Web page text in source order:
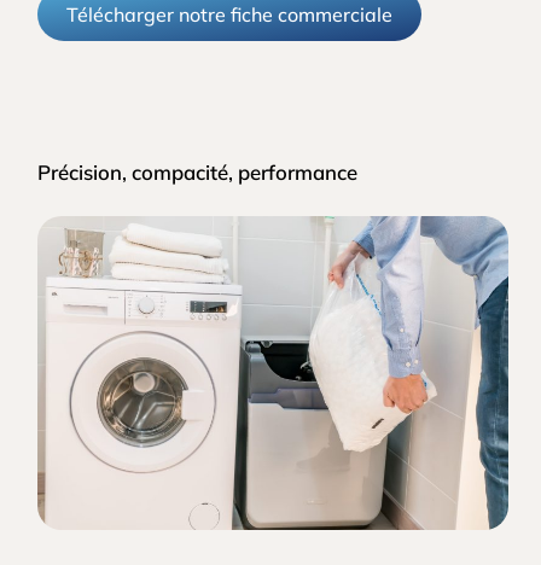
Télécharger notre fiche commerciale
Précision, compacité, performance